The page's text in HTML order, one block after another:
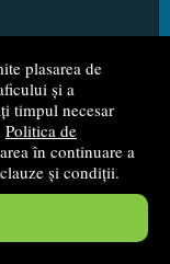
plasarea de
și a
timpul necesar
Politica de
în continuare a
și condiții.